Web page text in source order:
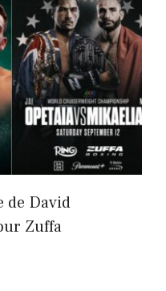
de David
Zuffa